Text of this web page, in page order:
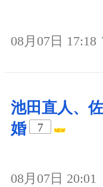
08月07日 17:18
池田直人、
婚
7
08月07日 20:01